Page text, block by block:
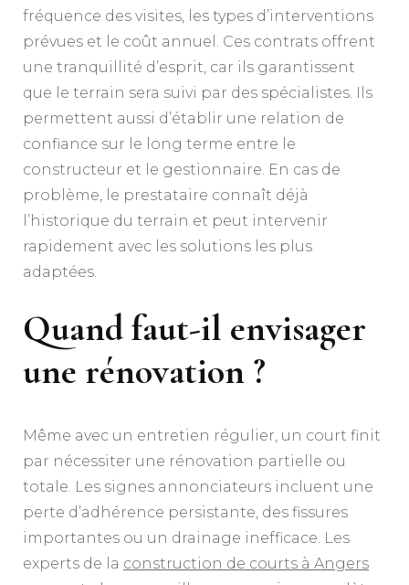
fréquence des visites, les types d’interventions
prévues et le coût annuel. Ces contrats offrent
une tranquillité d’esprit, car ils garantissent
que le terrain sera suivi par des spécialistes. Ils
permettent aussi d’établir une relation de
confiance sur le long terme entre le
constructeur et le gestionnaire. En cas de
problème, le prestataire connaît déjà
l’historique du terrain et peut intervenir
rapidement avec les solutions les plus
adaptées.
Quand faut-il envisager
une rénovation ?
Même avec un entretien régulier, un court finit
par nécessiter une rénovation partielle ou
totale. Les signes annonciateurs incluent une
perte d’adhérence persistante, des fissures
importantes ou un drainage inefficace. Les
experts de la construction de courts à Angers